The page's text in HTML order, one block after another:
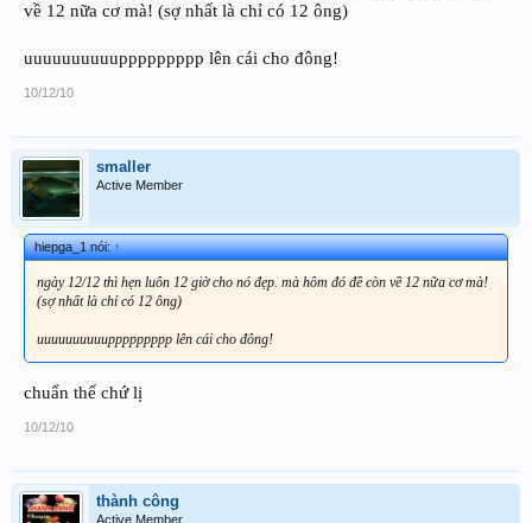
về 12 nữa cơ mà! (sợ nhất là chỉ có 12 ông)
uuuuuuuuuuppppppppp lên cái cho đông!
10/12/10
smaller
Active Member
hiepga_1 nói:↑
ngày 12/12 thì hẹn luôn 12 giờ cho nó đẹp. mà hôm đó đề còn về 12 nữa cơ mà!
(sợ nhất là chỉ có 12 ông)
uuuuuuuuuuppppppppp lên cái cho đông!
chuẩn thế chứ lị
10/12/10
thành công
Active Member